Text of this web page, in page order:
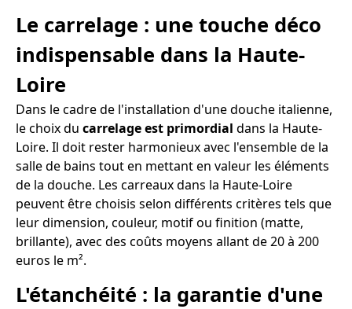
Le carrelage : une touche déco
indispensable dans la Haute-
Loire
Dans le cadre de l'installation d'une douche italienne,
le choix du carrelage est primordial dans la Haute-
Loire. Il doit rester harmonieux avec l'ensemble de la
salle de bains tout en mettant en valeur les éléments
de la douche. Les carreaux dans la Haute-Loire
peuvent être choisis selon différents critères tels que
leur dimension, couleur, motif ou finition (matte,
brillante), avec des coûts moyens allant de 20 à 200
euros le m².
L'étanchéité : la garantie d'une